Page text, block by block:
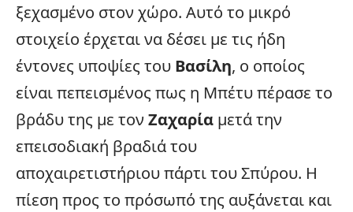
ξεχασμένο στον χώρο. Αυτό το μικρό
στοιχείο έρχεται να δέσει με τις ήδη
έντονες υποψίες του Βασίλη, ο οποίος
είναι πεπεισμένος πως η Μπέτυ πέρασε το
βράδυ της με τον Ζαχαρία μετά την
επεισοδιακή βραδιά του
αποχαιρετιστήριου πάρτι του Σπύρου. Η
πίεση προς το πρόσωπό της αυξάνεται και